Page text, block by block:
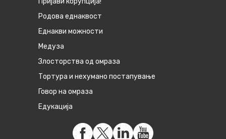
Родова еднаквост
Eднакви можности
Медуза
Злосторства од омраза
Тортура и нехумано постапување
Говор на омраза
Едукација